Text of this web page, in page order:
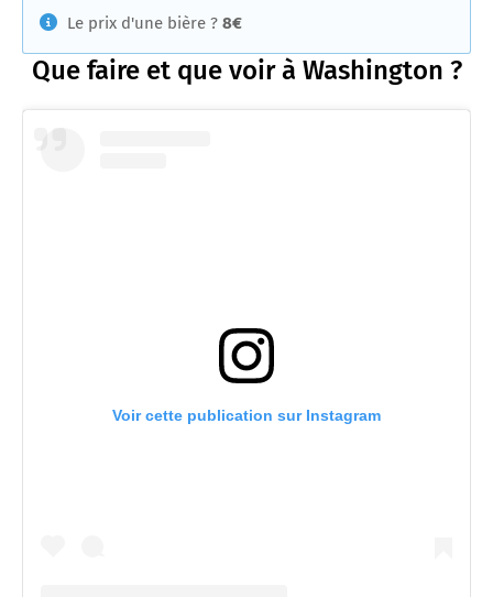
Le prix d'une bière ? 8€
Que faire et que voir à Washington ?
Voir cette publication sur Instagram